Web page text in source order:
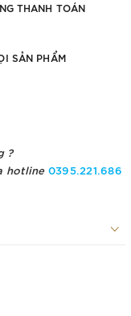
THANH TOÁN
SẢN PHẨM
?
hotline 0395.221.686